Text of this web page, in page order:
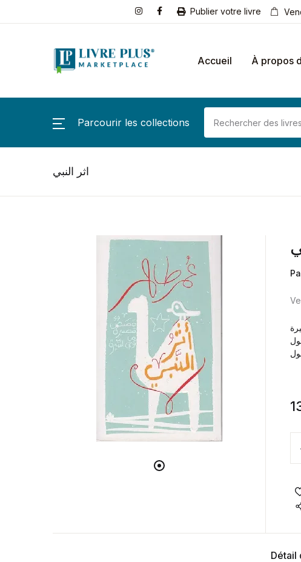
Publier votre livre
Accueil À propos
Parcourir les collections
اثر النبي
حول
Détail